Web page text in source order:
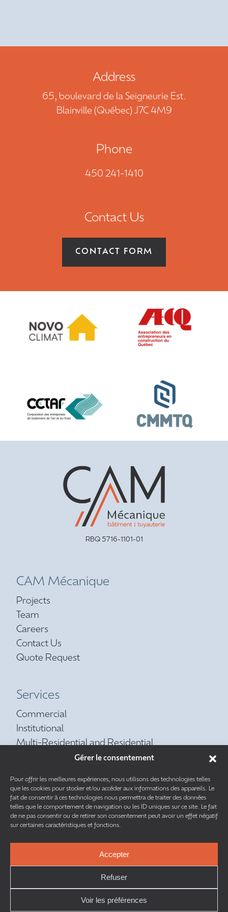
Gérer le consentement
Pour offrir les meilleures expériences, nous utilisons des technologies telles
que les cookies pour stocker et/ou accéder aux informations des appareils. Le
fait de consentir à ces technologies nous permettra de traiter des données
telles que le comportement de navigation ou les ID uniques sur ce site. Le fait
de ne pas consentir ou de retirer son consentement peut avoir un effet négatif
sur certaines caractéristiques et fonctions.
Accepter
Refuser
Voir les préférences
Address
65, boulevard de la Seigneurie Est.
Blainville (Québec) J7C 4M9
Phone
450 241-1410
Contact Us
CONTACT FORM
RBQ 5716-1101-01
CAM Mécanique
Projects
Team
Careers
Contact Us
Quote Request
Services
Commercial
Institutional
Multi-Residential and Residential
Preventive Maintenance
Piping
This site is protected by reCAPTCHA and the
Terms of Serviceapply.
TOUS DROITS RÉSERVÉS © 2026 | CAM MÉCANIQUE INC. |